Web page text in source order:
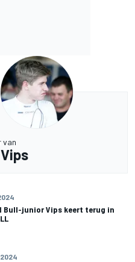
van
Bull-junior Vips keert terug in